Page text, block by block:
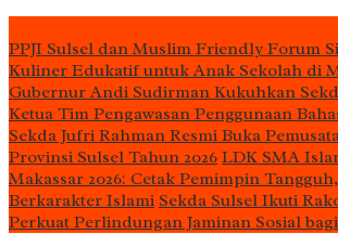
PPJI Sulsel dan Muslim Friendly Forum
Kuliner Edukatif untuk Anak Sekolah di
Gubernur Andi Sudirman Kukuhkan
Ketua Tim Pengawasan Penggunaan
Sekda Jufri Rahman Resmi Buka
Provinsi Sulsel Tahun 2026 LDK SMA
Makassar 2026: Cetak Pemimpin
Berkarakter Islami Sekda Sulsel Ikuti
Perkuat Perlindungan Jaminan Sosial